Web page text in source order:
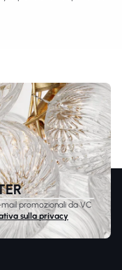
Comfort & Co., tra
tavolo. Le sue
promozionali da VC
sulla privacy